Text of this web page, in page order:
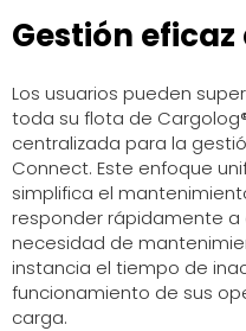
Gestión
Los usuarios pueden
toda su flota de
centralizada para la
Connect. Este enfoque
simplifica el
responder rápidamente
necesidad de
instancia el tiempo de
funcionamiento de sus
carga.